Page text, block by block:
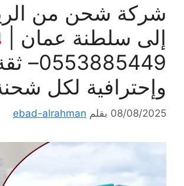
شركة شحن من
إلى سلطنة عمان |
0553885449–
وإحترافية لكل
08/08/2025 بقلم ebad-alrahman